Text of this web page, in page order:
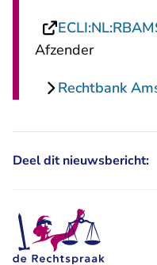
Afzender
Rechtbank
Deel dit nieuwsbericht: